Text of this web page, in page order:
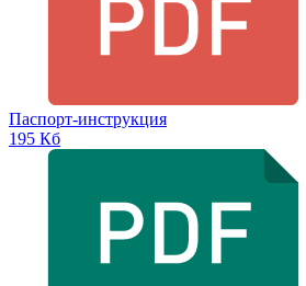
Паспорт-инструкция
195 Кб